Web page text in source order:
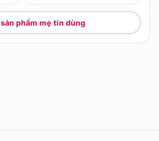
phẩm mẹ tin dùng